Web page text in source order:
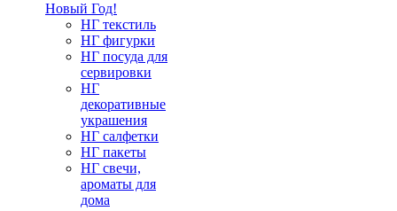
Новый Год!
НГ текстиль
НГ фигурки
НГ посуда для
сервировки
НГ
декоративные
украшения
НГ салфетки
НГ пакеты
НГ свечи,
ароматы для
дома